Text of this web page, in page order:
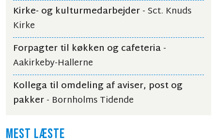
Kirke- og kulturmedarbejder- Sct. Knuds
Kirke
Forpagter til køkken og cafeteria-
Aakirkeby-Hallerne
Kollega til omdeling af aviser, post og
pakker- Bornholms Tidende
MEST LÆSTE